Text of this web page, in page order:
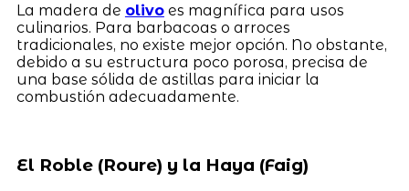
La madera de olivoes magnífica para usos
culinarios. Para barbacoas o arroces
tradicionales, no existe mejor opción. No obstante,
debido a su estructura poco porosa, precisa de
una base sólida de astillas para iniciar la
combustión adecuadamente.
El Roble (Roure) y la Haya (Faig)